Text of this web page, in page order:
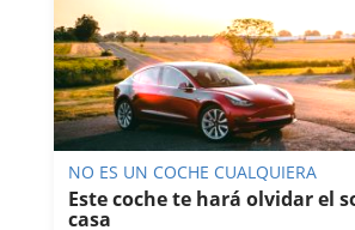
NO ES UN COCHE CUALQUIERA
Este coche te hará olvidar el
casa